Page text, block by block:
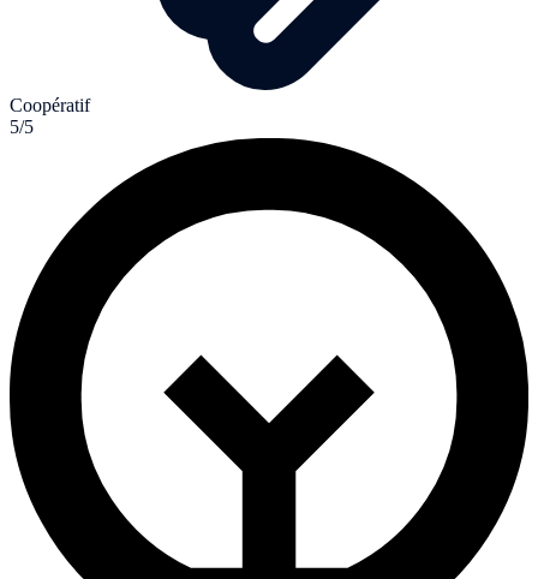
Coopératif
5/5